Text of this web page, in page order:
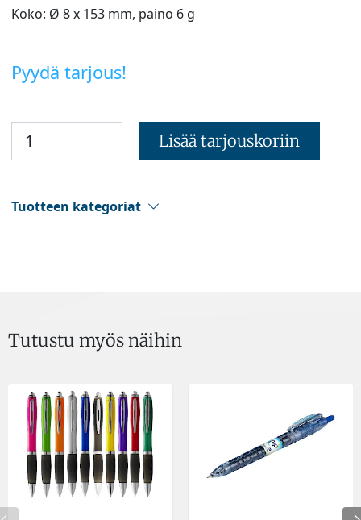
Koko: Ø 8 x 153 mm, paino 6 g
Pyydä tarjous!
Lisää tarjouskoriin
Tuotteen kategoriat
Tutustu myös näihin